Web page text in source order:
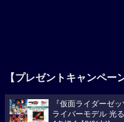
【プレゼントキャンペー
『仮面ライダーゼ
ライバーモデル 光